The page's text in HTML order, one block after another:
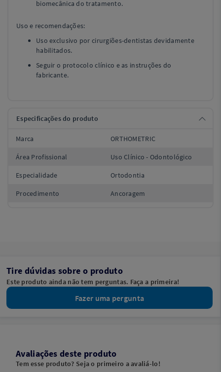
biomecânica do tratamento.
Uso e recomendações:
Uso exclusivo por cirurgiões-dentistas devidamente
habilitados.
Seguir o protocolo clínico e as instruções do
fabricante.
Especificações do produto
Marca ORTHOMETRIC
Área Profissional Uso Clínico - Odontológico
Especialidade Ortodontia
Procedimento Ancoragem
Tire dúvidas sobre o produto
Este produto ainda não tem perguntas. Faça a primeira!
Fazer uma pergunta
Avaliações deste produto
Tem esse produto? Seja o primeiro a avaliá-lo!